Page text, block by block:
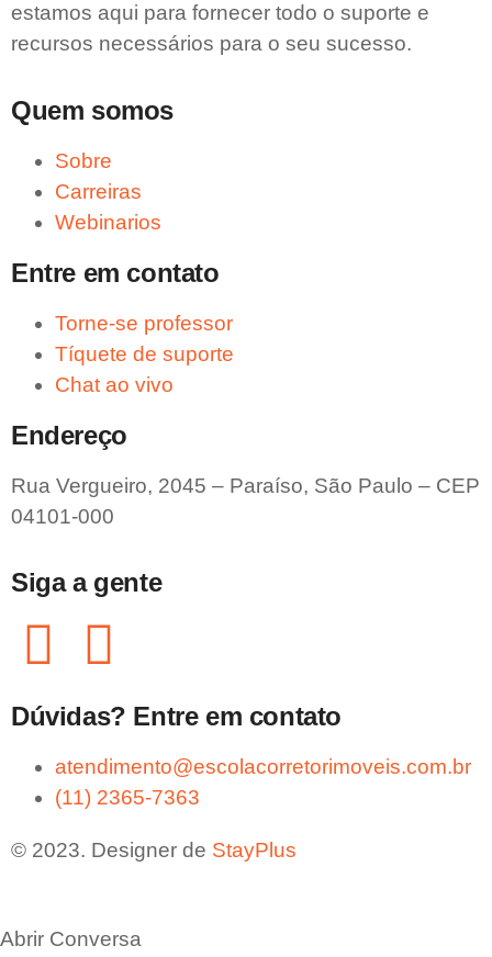
estamos aqui para fornecer todo o suporte e
recursos necessários para o seu sucesso.
Quem somos
Sobre
Carreiras
Webinarios
Entre em contato
Torne-se professor
Tíquete de suporte
Chat ao vivo
Endereço
Rua Vergueiro, 2045 – Paraíso, São Paulo – CEP
04101-000
© 2023. Designer de StayPlus
Dúvidas? Entre em contato
atendimento@escolacorretorimoveis.com.br
(11) 2365-7363
Siga a gente
Abrir Conversa